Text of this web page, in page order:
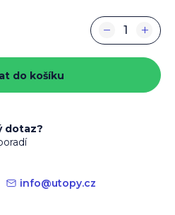
+
−
do košíku
dotaz?
info@utopy.cz